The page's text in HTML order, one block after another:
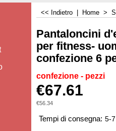
<< Indietro Home >
Pantaloncini
per fitness-
confezione 6
confezione - pezzi
€67.61
€56.34
Tempi di consegna: 5-